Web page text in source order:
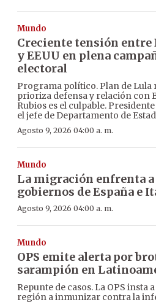
Mundo
Creciente tensión entre
y EEUU en plena
electoral
Programa político. Plan de Lula
prioriza defensa y relación con
Rubios es el culpable.
el jefe de Departamento de
Agosto 9, 2026 04:00 a. m.
Mundo
La migración enfrenta a
gobiernos de España e
Agosto 9, 2026 04:00 a. m.
Mundo
OPS emite alerta por
sarampión en
Repunte de casos. La OPS insta
región a inmunizar contra la